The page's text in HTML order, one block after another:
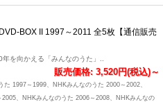
BOX II 1997～2011 全5枚【通信販売
を向かえる「みんなのうた」..
販売価格: 3,520円(税込)～
た 1997～1999、NHKみんなのうた 2000～2002、
、NHKみんなのうた 2006～2008、NHKみんなの